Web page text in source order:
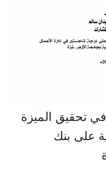
في تحقيق الميزة
على بنك